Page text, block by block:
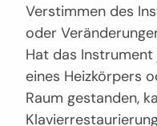
Verstimmen des
oder
Hat das
eines Heizkörpers
Raum gestanden,